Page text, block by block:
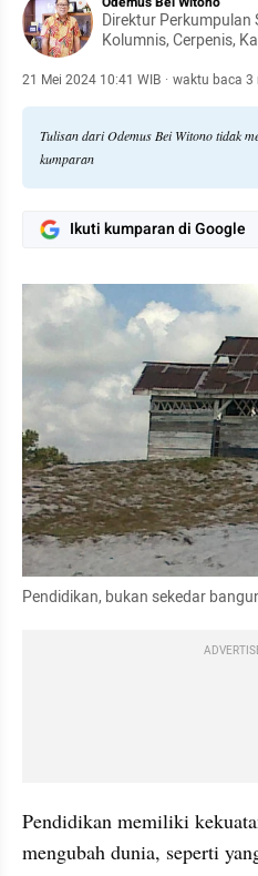
Direktur Perkumpulan
Kolumnis, Cerpenis,
21 Mei 2024 10:41 WIB · waktu baca 3
Tulisan dari Odemus Bei Witono tidak
kumparan
Ikuti kumparan di Google
Pendidikan, bukan sekedar
Pendidikan memiliki
mengubah dunia, seperti